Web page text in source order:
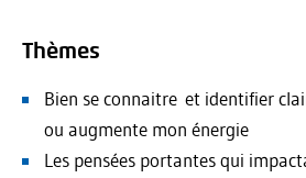
Thèmes
Bien se connaitre et identifier
ou augmente mon énergie
Les pensées portantes qui